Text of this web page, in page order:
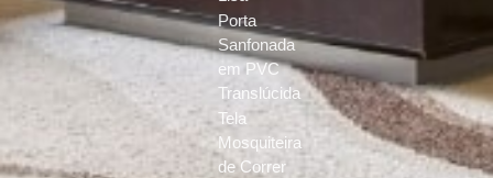
Porta
Sanfonada
em PVC
Translúcida
Tela
Mosquiteira
de Correr